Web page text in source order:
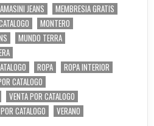
JEANS
MEMBRESIA GRATIS
MONTERO
MUNDO TERRA
ROPA
ROPA INTERIOR
CATALOGO
VENTA POR CATALOGO
CATALOGO
VERANO